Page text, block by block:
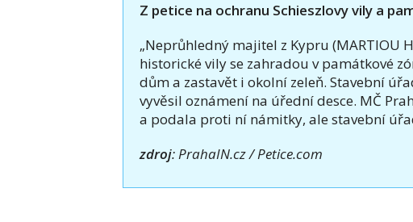
Z petice na ochranu Schieszlovy vily a
„Neprůhledný majitel z Kypru (MARTIOU
historické vily se zahradou v památkové
dům a zastavět i okolní zeleň. Stavební
vyvěsil oznámení na úřední desce. MČ
a podala proti ní námitky, ale stavební
zdroj: PrahaIN.cz / Petice.com